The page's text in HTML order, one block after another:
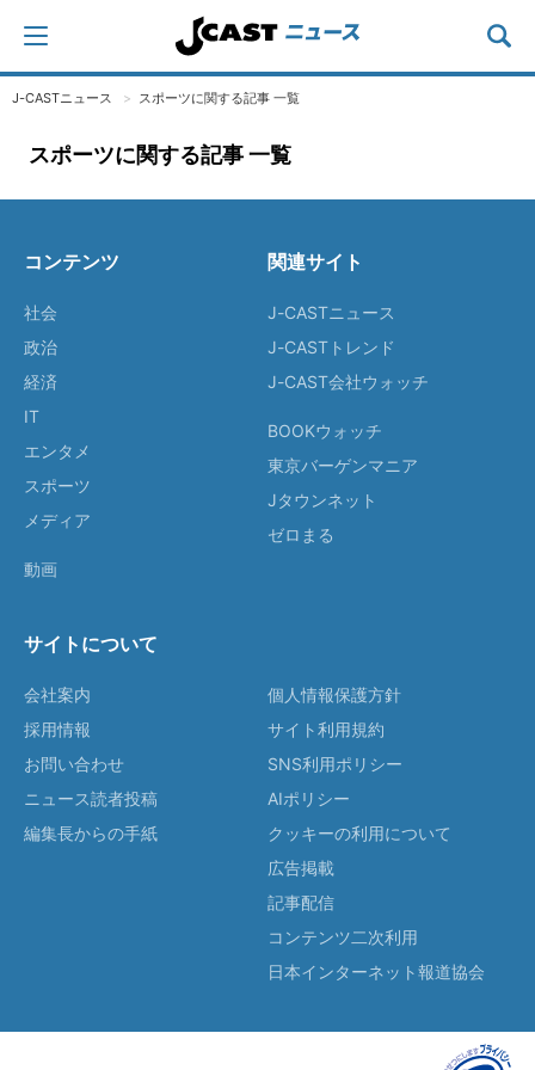
J-CASTニュース スポーツに関する記事 一覧
スポーツに関する記事 一覧
コンテンツ
社会
政治
経済
IT
エンタメ
スポーツ
メディア
動画
関連サイト
J-CASTニュース
J-CASTトレンド
J-CAST会社ウォッチ
BOOKウォッチ
東京バーゲンマニア
Jタウンネット
ゼロまる
サイトについて
会社案内
採用情報
お問い合わせ
ニュース読者投稿
編集長からの手紙
個人情報保護方針
サイト利用規約
SNS利用ポリシー
AIポリシー
クッキーの利用について
広告掲載
記事配信
コンテンツ二次利用
日本インターネット報道協会